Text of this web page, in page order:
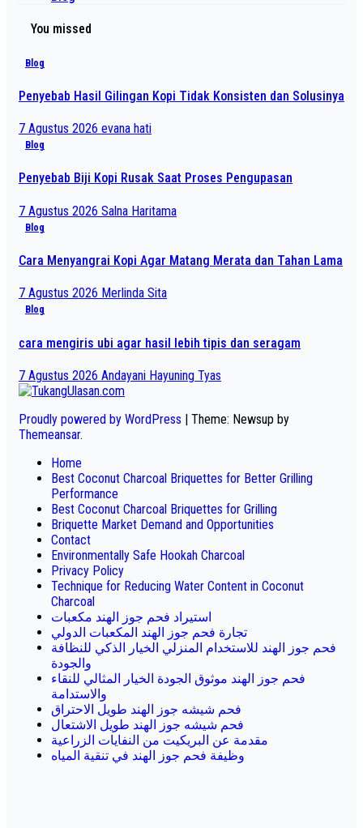
You missed
Blog
Penyebab Hasil Gilingan Kopi Tidak Konsisten dan Solusinya
7 Agustus 2026 evana hati
Blog
Penyebab Biji Kopi Rusak Saat Proses Pengupasan
7 Agustus 2026 Salna Haritama
Blog
Cara Menyangrai Kopi Agar Matang Merata dan Tahan Lama
7 Agustus 2026 Merlinda Sita
Blog
cara mengiris ubi agar hasil lebih tipis dan seragam
7 Agustus 2026 Andayani Hayuning Tyas
Proudly powered by WordPress | Theme: Newsup by
Themeansar.
Home
Best Coconut Charcoal Briquettes for Better Grilling
Performance
Best Coconut Charcoal Briquettes for Grilling
Briquette Market Demand and Opportunities
Contact
Environmentally Safe Hookah Charcoal
Privacy Policy
Technique for Reducing Water Content in Coconut
Charcoal
استيراد فحم جوز الهند مكعبات
تجارة فحم جوز الهند المكعبات الدولي
فحم جوز الهند للاستخدام المنزلي الخيار الذكي للنظافة
والجودة
فحم جوز الهند موثوق الجودة الخيار المثالي للنقاء
والاستدامة
فحم شيشه جوز الهند طويل الاحتراق
فحم شيشه جوز الهند طويل الاشتعال
مقدمة عن البريكيت من النفايات الزراعية
وظيفة فحم جوز الهند في تنقية المياه